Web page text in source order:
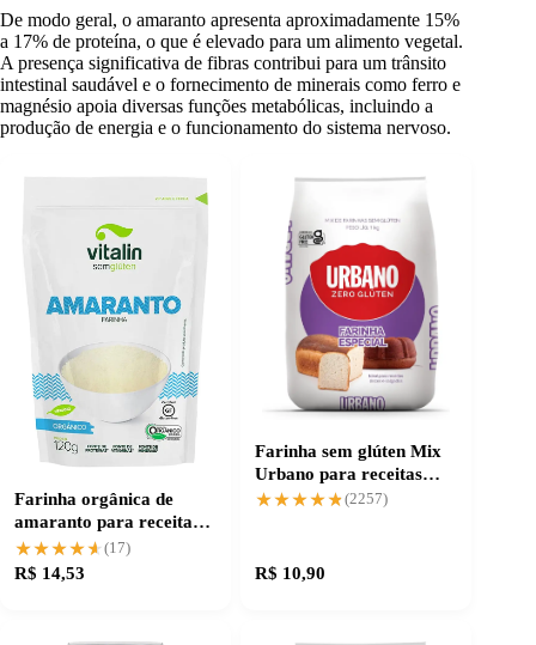
De modo geral, o amaranto apresenta aproximadamente 15%
a 17% de proteína, o que é elevado para um alimento vegetal.
A presença significativa de fibras contribui para um trânsito
intestinal saudável e o fornecimento de minerais como ferro e
magnésio apoia diversas funções metabólicas, incluindo a
produção de energia e o funcionamento do sistema nervoso.
Farinha orgânica de
amaranto para receitas
nutritivas
★★★★★
★★★★★ (17)
R$ 14,53
Farinha sem glúten Mix
Urbano para receitas
perfeitas
★★★★★
★★★★★(2257)
R$ 10,90